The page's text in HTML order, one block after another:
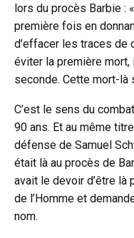
lors du procès Barbie :
première fois en
d’effacer les traces de
éviter la première
seconde. Cette mort-là
C’est le sens du
90 ans. Et au même
défense de Samuel
était là au procès de
avait le devoir d’être là
de l’Homme et
nom.